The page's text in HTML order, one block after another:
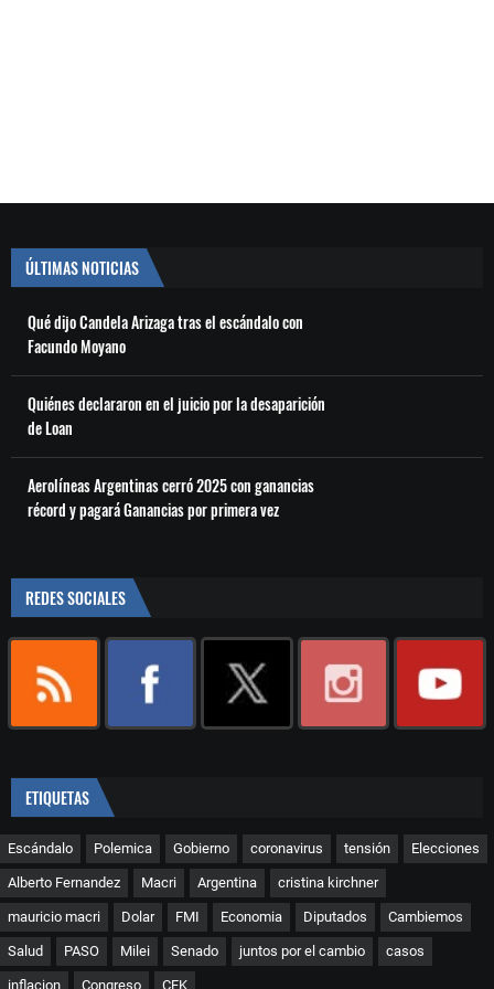
ÚLTIMAS NOTICIAS
Qué dijo Candela Arizaga tras el escándalo con
Facundo Moyano
Quiénes declararon en el juicio por la desaparición
de Loan
Aerolíneas Argentinas cerró 2025 con ganancias
récord y pagará Ganancias por primera vez
REDES SOCIALES
ETIQUETAS
Escándalo Polemica Gobierno coronavirus tensión Elecciones
Alberto Fernandez Macri Argentina cristina kirchner
mauricio macri Dolar FMI Economia Diputados Cambiemos
Salud PASO Milei Senado juntos por el cambio casos
inflacion Congreso CFK